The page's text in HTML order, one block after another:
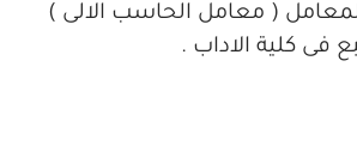
( معامل الحاسب الالى )
فى كلية الاداب .